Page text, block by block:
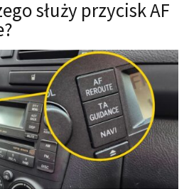
służy przycisk AF